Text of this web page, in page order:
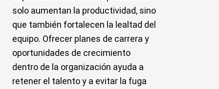
solo aumentan la productividad, sino
que también fortalecen la lealtad del
equipo. Ofrecer planes de carrera y
oportunidades de crecimiento
dentro de la organización ayuda a
retener el talento y a evitar la fuga